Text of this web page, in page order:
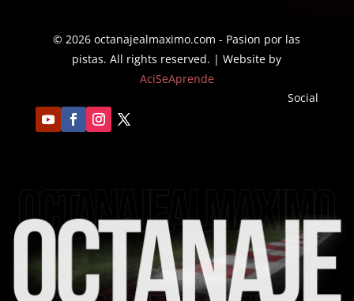
© 2026 octanajealmaximo.com - Pasion por las
pistas. All rights reserved. | Website by
AciSeAprende
Social